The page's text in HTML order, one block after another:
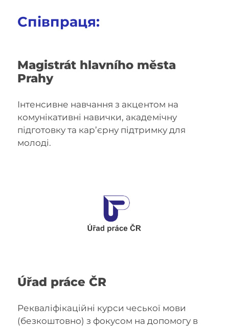
Співпраця:
Magistrát hlavního města
Prahy
Інтенсивне навчання з акцентом на
комунікативні навички, академічну
підготовку та кар’єрну підтримку для
молоді.
Úřad práce ČR
Рекваліфікаційні курси чеської мови
(безкоштовно) з фокусом на допомогу в